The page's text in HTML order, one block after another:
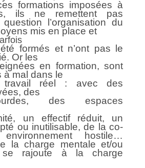
formations imposées à
ils ne remettent pas
l’organisation du
mis en place et
formés et n’ont pas le
Or les
en formation, sont
à mal dans le
travail réel : avec des
des
des espaces
un effectif réduit, un
ou inutilisable,de la co-
hostile…
la charge mentale et/ou
se rajoute à la charge